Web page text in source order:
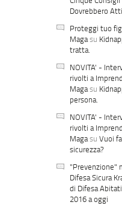
Dovrebbero
Proteggi tuo
Magasu
tratta.
NOVITA' -
rivolti a
Magasu
persona.
NOVITA' -
rivolti a
MagasuVuoi
sicurezza?
"Prevenzione"
Difesa Sicura
di Difesa
2016 a oggi